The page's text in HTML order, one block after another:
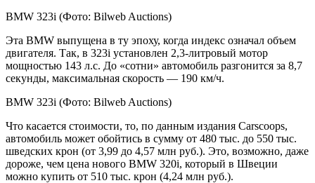
BMW 323i (Фото: Bilweb Auctions)
Эта BMW выпущена в ту эпоху, когда индекс означал объем
двигателя. Так, в 323i установлен 2,3-литровый мотор
мощностью 143 л.с. До «сотни» автомобиль разгонится за 8,7
секунды, максимальная скорость — 190 км/ч.
BMW 323i (Фото: Bilweb Auctions)
Что касается стоимости, то, по данным издания Carscoops,
автомобиль может обойтись в сумму от 480 тыс. до 550 тыс.
шведских крон (от 3,99 до 4,57 млн руб.). Это, возможно, даже
дороже, чем цена нового BMW 320i, который в Швеции
можно купить от 510 тыс. крон (4,24 млн руб.).